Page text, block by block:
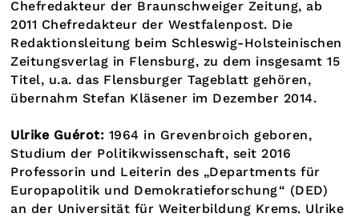
Chefredakteur der Braunschweiger Zeitung, ab
2011 Chefredakteur der Westfalenpost. Die
Redaktionsleitung beim Schleswig-Holsteinischen
Zeitungsverlag in Flensburg, zu dem insgesamt 15
Titel, u.a. das Flensburger Tageblatt gehören,
übernahm Stefan Kläsener im Dezember 2014.
Ulrike Guérot: 1964 in Grevenbroich geboren,
Studium der Politikwissenschaft, seit 2016
Professorin und Leiterin des „Departments für
Europapolitik und Demokratieforschung“ (DED)
an der Universität für Weiterbildung Krems. Ulrike